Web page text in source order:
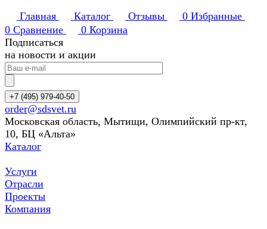
Главная Каталог Отзывы 0 Избранные
0 Сравнение 0 Корзина
Подписаться
на новости и акции
+7 (495) 979-40-50
order@sdsvet.ru
Московская область, Мытищи, Олимпийский пр-кт,
10, БЦ «Альта»
Каталог
Услуги
Отрасли
Проекты
Компания